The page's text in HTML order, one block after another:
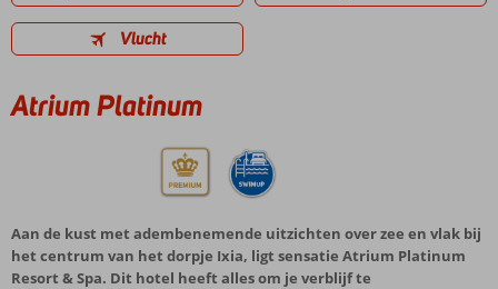
Vlucht
Atrium Platinum
Aan de kust met adembenemende uitzichten over zee en vlak bij
het centrum van het dorpje Ixia, ligt sensatie Atrium Platinum
Resort & Spa. Dit hotel heeft alles om je verblijf te